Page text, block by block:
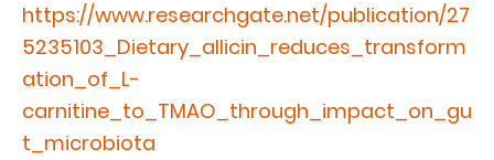
https://www.researchgate.net/publication/27
5235103_Dietary_allicin_reduces_transform
ation_of_L-
carnitine_to_TMAO_through_impact_on_gu
t_microbiota